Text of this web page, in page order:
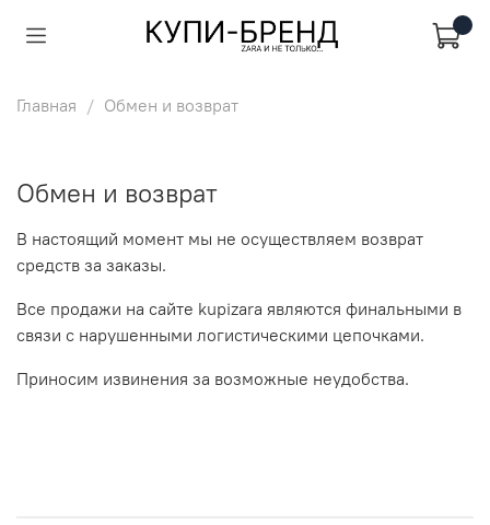
Главная Обмен и возврат
Обмен и возврат
В настоящий момент мы не осуществляем возврат
средств за заказы.
Все продажи на сайте kupizara являются финальными в
связи с нарушенными логистическими цепочками.
Приносим извинения за возможные неудобства.